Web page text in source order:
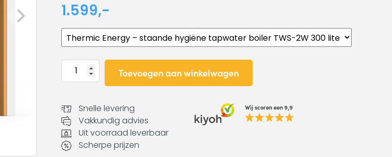
1.599,-
Thermic
Energy
hygiëne
tapwater
boiler
TWS-
Toevoegen aan winkelwagen
Snelle levering
Vakkundig advies
Uit voorraad leverbaar
Scherpe prijzen
Wij scoren een 9,9